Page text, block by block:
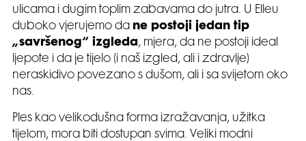
ulicama i dugim toplim zabavama do jutra. U Elleu
duboko vjerujemo da ne postoji jedan tip
„savršenog“ izgleda, mjera, da ne postoji ideal
ljepote i da je tijelo (i naš izgled, ali i zdravlje)
neraskidivo povezano s dušom, ali i sa svijetom oko
nas.
Ples kao velikodušna forma izražavanja, užitka
tijelom, mora biti dostupan svima. Veliki modni